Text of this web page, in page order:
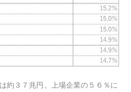
約３７兆円。上場企業の５６％に